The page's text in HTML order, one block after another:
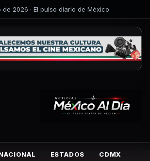
2026 · El pulso diario de México
ESTADOS CDMX